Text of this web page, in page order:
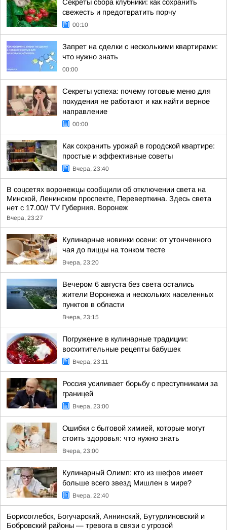
Секреты сбора клубники: как сохранить
свежесть и предотвратить порчу
00:10
Запрет на сделки с несколькими квартирами:
что нужно знать
00:00
Секреты успеха: почему готовые меню для
похудения не работают и как найти верное
направление
00:00
Как сохранить урожай в городской квартире:
простые и эффективные советы
Вчера, 23:40
В соцсетях воронежцы сообщили об отключении света на
Минской, Ленинском проспекте, Переверткина. Здесь света
нет с 17.00// TV Губерния. Воронеж
Вчера, 23:27
Кулинарные новинки осени: от утонченного
чая до пиццы на тонком тесте
Вчера, 23:20
Вечером 6 августа без света остались
жители Воронежа и нескольких населенных
пунктов в области
Вчера, 23:15
Погружение в кулинарные традиции:
восхитительные рецепты бабушек
Вчера, 23:11
Россия усиливает борьбу с преступниками за
границей
Вчера, 23:00
Ошибки с бытовой химией, которые могут
стоить здоровья: что нужно знать
Вчера, 23:00
Кулинарный Олимп: кто из шефов имеет
больше всего звезд Мишлен в мире?
Вчера, 22:40
Борисоглебск, Богучарский, Аннинский, Бутурлиновский и
Бобровский районы — тревога в связи с угрозой